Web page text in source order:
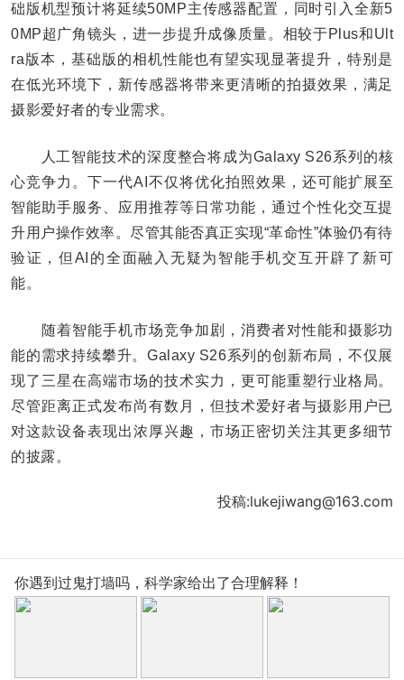
础版机型预计将延续50MP主传感器配置，同时引入全新5
0MP超广角镜头，进一步提升成像质量。相较于Plus和Ult
ra版本，基础版的相机性能也有望实现显著提升，特别是
在低光环境下，新传感器将带来更清晰的拍摄效果，满足
摄影爱好者的专业需求。
人工智能技术的深度整合将成为Galaxy S26系列的核
心竞争力。下一代AI不仅将优化拍照效果，还可能扩展至
智能助手服务、应用推荐等日常功能，通过个性化交互提
升用户操作效率。尽管其能否真正实现“革命性”体验仍有待
验证，但AI的全面融入无疑为智能手机交互开辟了新可
能。
随着智能手机市场竞争加剧，消费者对性能和摄影功
能的需求持续攀升。Galaxy S26系列的创新布局，不仅展
现了三星在高端市场的技术实力，更可能重塑行业格局。
尽管距离正式发布尚有数月，但技术爱好者与摄影用户已
对这款设备表现出浓厚兴趣，市场正密切关注其更多细节
的披露。
投稿:lukejiwang@163.com
你遇到过鬼打墙吗，科学家给出了合理解释！